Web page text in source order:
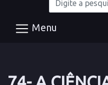
Menu